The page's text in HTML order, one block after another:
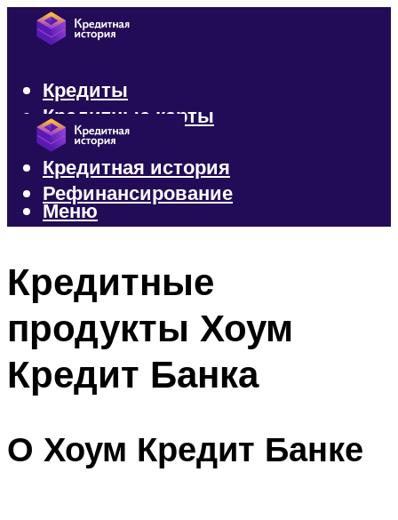
Кредиты
Кредитные карты
Микрозаймы
Кредитная история
Рефинансирование
Меню
Кредитные
продукты Хоум
Кредит Банка
О Хоум Кредит Банке